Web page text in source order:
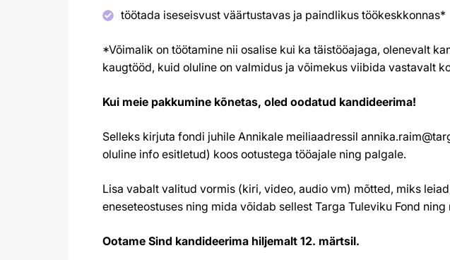
töötada iseseisvust väärtustavas ja paindlikus töökeskkonnas*
*Võimalik on töötamine nii osalise kui ka täistööajaga, olenevalt
kaugtööd, kuid oluline on valmidus ja võimekus viibida vastavalt
Kui meie pakkumine kõnetas, oled oodatud kandideerima!
Selleks kirjuta fondi juhile Annikale meiliaadressil
oluline info esitletud) koos ootustega tööajale ning palgale.
Lisa vabalt valitud vormis (kiri, video, audio vm) mõtted, miks
eneseteostuses ning mida võidab sellest Targa Tuleviku Fond
Ootame Sind kandideerima hiljemalt 12. märtsil.